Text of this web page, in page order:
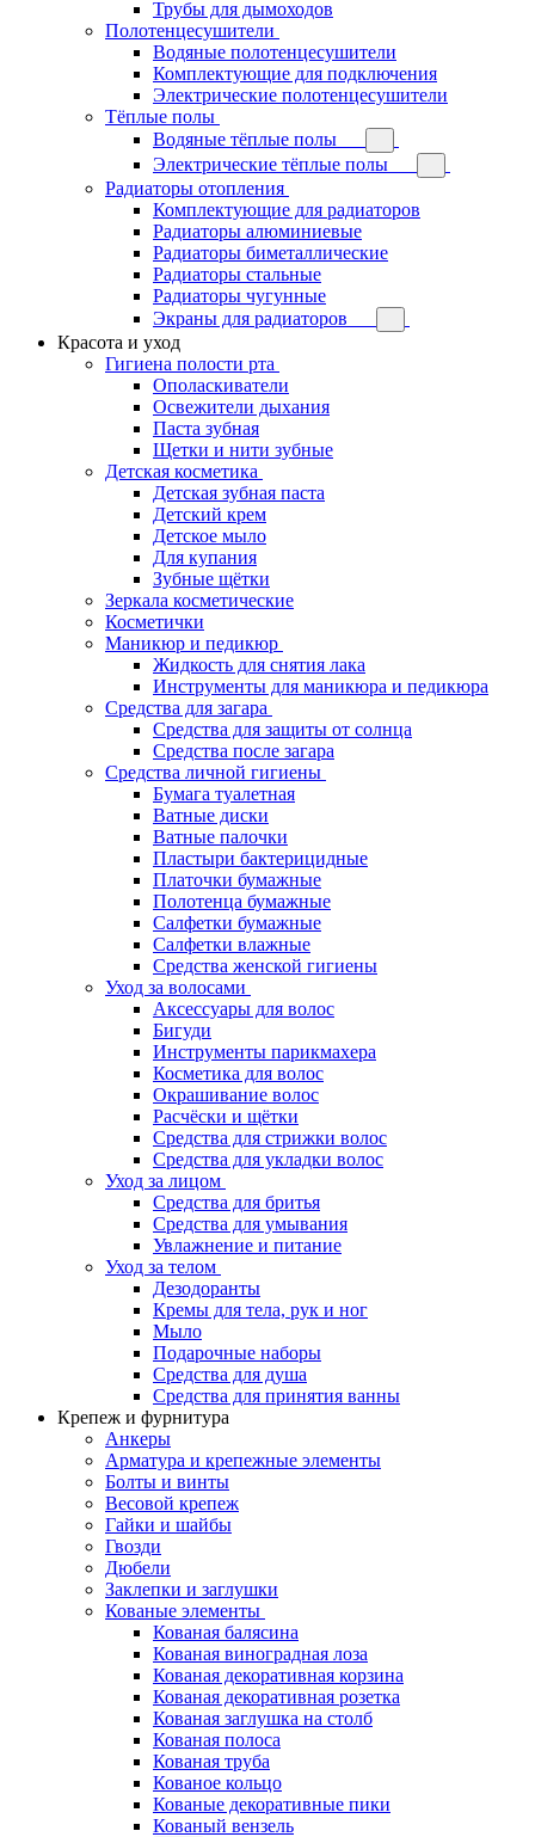
Трубы для дымоходов
Полотенцесушители
Водяные полотенцесушители
Комплектующие для подключения
Электрические полотенцесушители
Тёплые полы
Водяные тёплые полы
Электрические тёплые полы
Радиаторы отопления
Комплектующие для радиаторов
Радиаторы алюминиевые
Радиаторы биметаллические
Радиаторы стальные
Радиаторы чугунные
Экраны для радиаторов
Красота и уход
Гигиена полости рта
Ополаскиватели
Освежители дыхания
Паста зубная
Щетки и нити зубные
Детская косметика
Детская зубная паста
Детский крем
Детское мыло
Для купания
Зубные щётки
Зеркала косметические
Косметички
Маникюр и педикюр
Жидкость для снятия лака
Инструменты для маникюра и педикюра
Средства для загара
Средства для защиты от солнца
Средства после загара
Средства личной гигиены
Бумага туалетная
Ватные диски
Ватные палочки
Пластыри бактерицидные
Платочки бумажные
Полотенца бумажные
Салфетки бумажные
Салфетки влажные
Средства женской гигиены
Уход за волосами
Аксессуары для волос
Бигуди
Инструменты парикмахера
Косметика для волос
Окрашивание волос
Расчёски и щётки
Средства для стрижки волос
Средства для укладки волос
Уход за лицом
Средства для бритья
Средства для умывания
Увлажнение и питание
Уход за телом
Дезодоранты
Кремы для тела, рук и ног
Мыло
Подарочные наборы
Средства для душа
Средства для принятия ванны
Крепеж и фурнитура
Анкеры
Арматура и крепежные элементы
Болты и винты
Весовой крепеж
Гайки и шайбы
Гвозди
Дюбели
Заклепки и заглушки
Кованые элементы
Кованая балясина
Кованая виноградная лоза
Кованая декоративная корзина
Кованая декоративная розетка
Кованая заглушка на столб
Кованая полоса
Кованая труба
Кованое кольцо
Кованые декоративные пики
Кованый вензель